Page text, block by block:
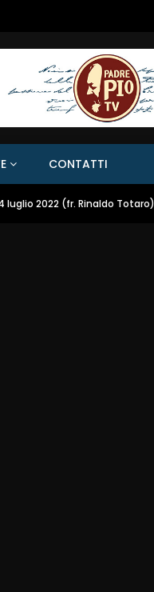
CONTATTI
luglio 2022 (fr. Rinaldo Totaro)